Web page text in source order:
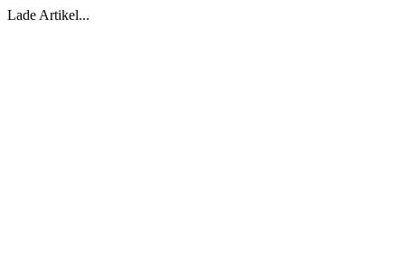
Lade Artikel...